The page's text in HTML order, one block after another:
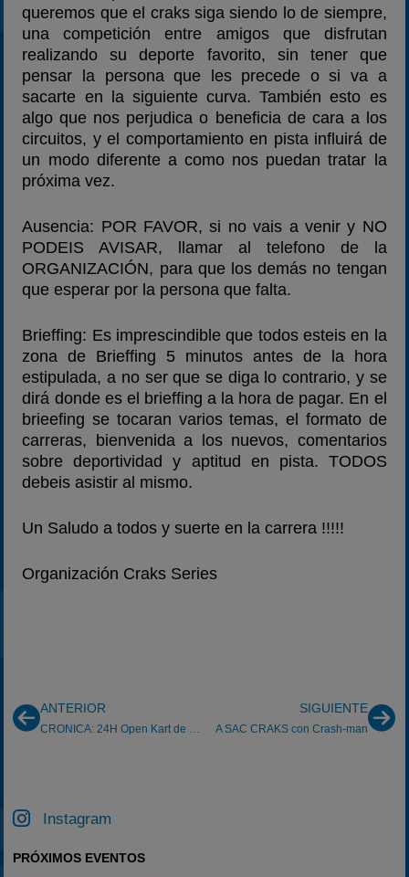
queremos que el craks siga siendo lo de siempre,
una competición entre amigos que disfrutan
realizando su deporte favorito, sin tener que
pensar la persona que les precede o si va a
sacarte en la siguiente curva. También esto es
algo que nos perjudica o beneficia de cara a los
circuitos, y el comportamiento en pista influirá de
un modo diferente a como nos puedan tratar la
próxima vez.
Ausencia: POR FAVOR, si no vais a venir y NO
PODEIS AVISAR, llamar al telefono de la
ORGANIZACIÓN, para que los demás no tengan
que esperar por la persona que falta.
Brieffing: Es imprescindible que todos esteis en la
zona de Brieffing 5 minutos antes de la hora
estipulada, a no ser que se diga lo contrario, y se
dirá donde es el brieffing a la hora de pagar. En el
brieefing se tocaran varios temas, el formato de
carreras, bienvenida a los nuevos, comentarios
sobre deportividad y aptitud en pista. TODOS
debeis asistir al mismo.
Un Saludo a todos y suerte en la carrera !!!!!
Organización Craks Series
ANTERIOR SIGUIENTE
A SAC CRAKS con Crash-man
Instagram
PRÓXIMOS EVENTOS